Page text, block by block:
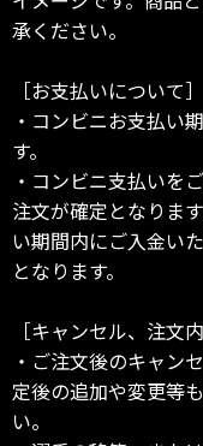
承ください。
［お支払いについて］
・コンビニお支払い
す。
・コンビニ支払いを
注文が確定となりま
い期間内にご入金い
となります。
［キャンセル、注文
・ご注文後のキャン
定後の追加や変更等
い。